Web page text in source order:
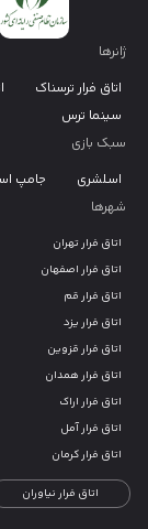
ژانرها
اتاق فرار ترسناک
سینما ترس
سبک بازی
اسلشری
جامپ
شهرها
اتاق فرار تهران
اتاق فرار اصفهان
اتاق فرار قم
اتاق فرار یزد
اتاق فرار قزوین
اتاق فرار همدان
اتاق فرار اراک
اتاق فرار آمل
اتاق فرار کرمان
اتاق فرار نیاوران